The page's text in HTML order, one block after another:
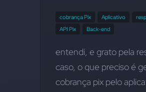
cobrança Pix Aplicativo
API Pix
Back-end
entendi, e grato pela
caso, o que preciso é
cobrança pix pelo